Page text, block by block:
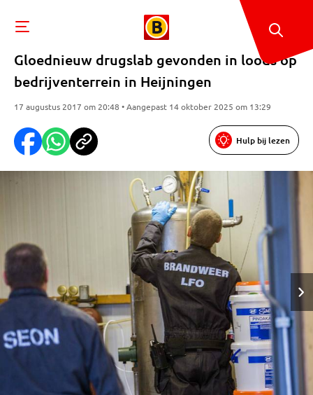
Gloednieuw drugslab gevonden in loods op
bedrijventerrein in Heijningen
17 augustus 2017 om 20:48 • Aangepast 14 oktober 2025 om 13:29
Hulp bij lezen